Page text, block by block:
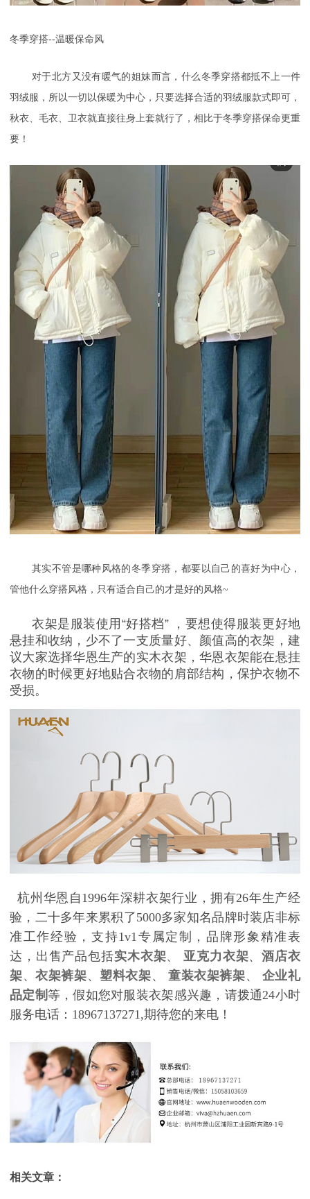
冬季穿搭--温暖保命风
对于北方又没有暖气的姐妹而言，什么冬季穿搭都抵不上一件
羽绒服，所以一切以保暖为中心，只要选择合适的羽绒服款式即可，
秋衣、毛衣、卫衣就直接往身上套就行了，相比于冬季穿搭保命更重
要！
其实不管是哪种风格的冬季穿搭，都要以自己的喜好为中心，
管他什么穿搭风格，只有适合自己的才是好的风格~
衣架是服装使用 “好搭档”
，要想使得服装更好地
悬挂和收纳，少不了一支质量好、颜值高的衣架，建
议大家选择华恩生产的实木衣架，华恩衣架能在悬挂
衣物的时候更好地贴合衣物的肩部结构，保护衣物不
受损。
杭州华恩自 1996年深耕衣架行业，拥有26年生产经
验，二十多年来累积了5000多家知名品牌时装店非标
准工作经验，支持1v1专属定制，品牌形象精准表
达，出售产品包括实木衣架、 亚克力衣架、酒店衣
架、衣架裤架、塑料衣架、 童装衣架裤架、 企业礼
品定制 等，假如您对服装衣架感兴趣，请拨通24小时
服务电话：18967137271,期待您的来电！
相关文章：